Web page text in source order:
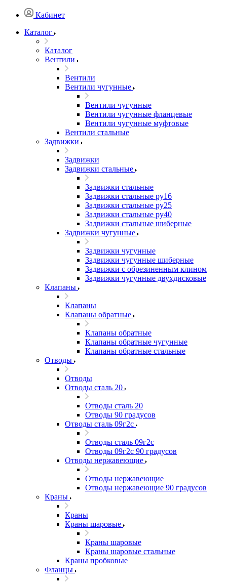
Кабинет
Каталог
Каталог
Вентили
Вентили
Вентили чугунные
Вентили чугунные
Вентили чугунные фланцевые
Вентили чугунные муфтовые
Вентили стальные
Задвижки
Задвижки
Задвижки стальные
Задвижки стальные
Задвижки стальные ру16
Задвижки стальные ру25
Задвижки стальные ру40
Задвижки стальные шиберные
Задвижки чугунные
Задвижки чугунные
Задвижки чугунные шиберные
Задвижки с обрезиненным клином
Задвижки чугунные двухдисковые
Клапаны
Клапаны
Клапаны обратные
Клапаны обратные
Клапаны обратные чугунные
Клапаны обратные стальные
Отводы
Отводы
Отводы сталь 20
Отводы сталь 20
Отводы 90 градусов
Отводы сталь 09г2с
Отводы сталь 09г2с
Отводы 09г2с 90 градусов
Отводы нержавеющие
Отводы нержавеющие
Отводы нержавеющие 90 градусов
Краны
Краны
Краны шаровые
Краны шаровые
Краны шаровые стальные
Краны пробковые
Фланцы